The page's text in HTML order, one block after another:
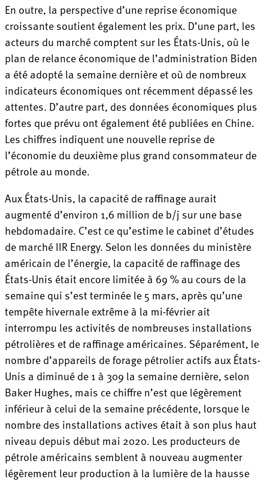
En outre, la perspective d’une reprise économique
croissante soutient également les prix. D’une part, les
acteurs du marché comptent sur les États-Unis, où le
plan de relance économique de l’administration Biden
a été adopté la semaine dernière et où de nombreux
indicateurs économiques ont récemment dépassé les
attentes. D’autre part, des données économiques plus
fortes que prévu ont également été publiées en Chine.
Les chiffres indiquent une nouvelle reprise de
l’économie du deuxième plus grand consommateur de
pétrole au monde.
Aux États-Unis, la capacité de raffinage aurait
augmenté d’environ 1,6 million de b/j sur une base
hebdomadaire. C’est ce qu’estime le cabinet d’études
de marché IIR Energy. Selon les données du ministère
américain de l’énergie, la capacité de raffinage des
États-Unis était encore limitée à 69 % au cours de la
semaine qui s’est terminée le 5 mars, après qu’une
tempête hivernale extrême à la mi-février ait
interrompu les activités de nombreuses installations
pétrolières et de raffinage américaines. Séparément, le
nombre d’appareils de forage pétrolier actifs aux États-
Unis a diminué de 1 à 309 la semaine dernière, selon
Baker Hughes, mais ce chiffre n’est que légèrement
inférieur à celui de la semaine précédente, lorsque le
nombre des installations actives était à son plus haut
niveau depuis début mai 2020. Les producteurs de
pétrole américains semblent à nouveau augmenter
légèrement leur production à la lumière de la hausse